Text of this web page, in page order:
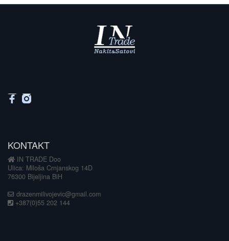
KONTAKT
IN TRADE Doo
Ulica: Miloša Crnjanskog 14D
76300 Bijeljina BiH
drazenmilivojevic@gmail.com
+387(0)55 202 144